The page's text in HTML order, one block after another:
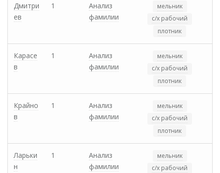
Дмитри
ев
1
Анализ
фамилии
мельник
с/х рабочий
плотник
Карасе
в
1
Анализ
фамилии
мельник
с/х рабочий
плотник
Крайно
в
1
Анализ
фамилии
мельник
с/х рабочий
плотник
Ларьки
н
1
Анализ
фамилии
мельник
с/х рабочий